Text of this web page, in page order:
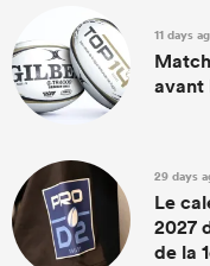
11 days
avant
29 days
Le
2027
de la